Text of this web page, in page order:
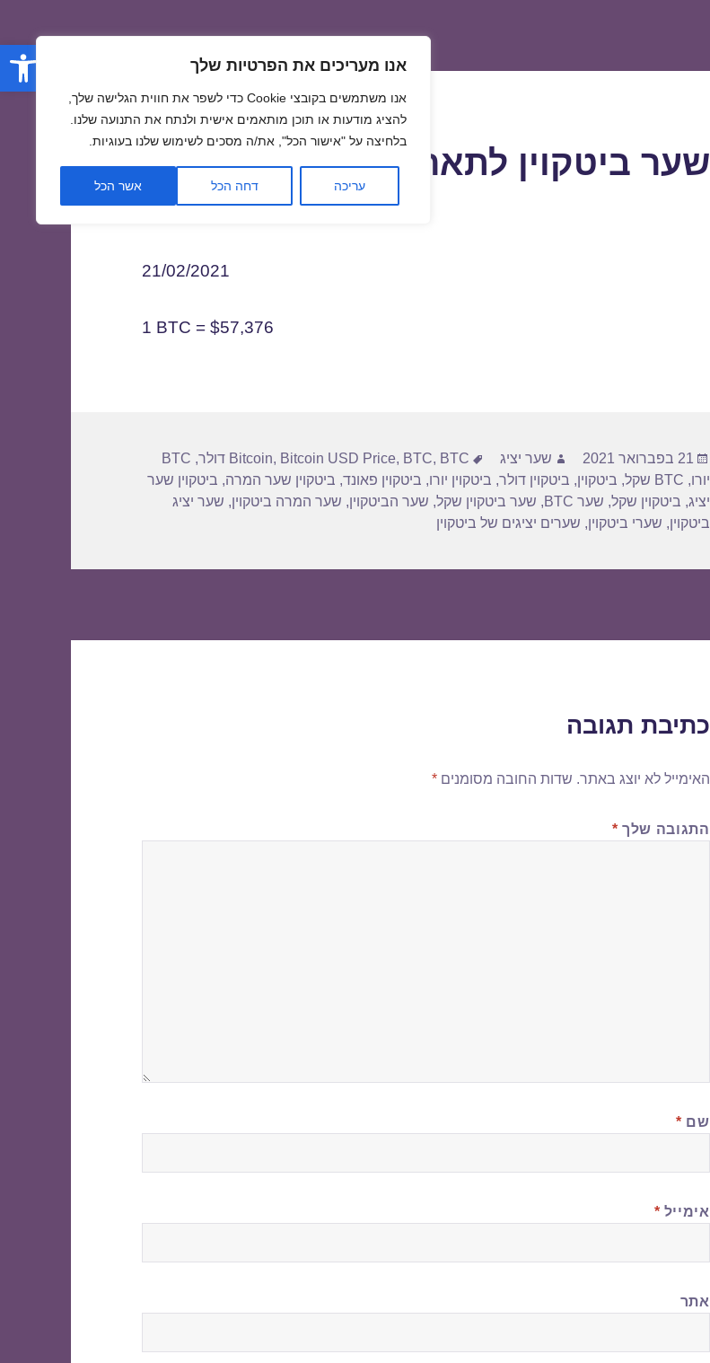
פתח אנו מעריכים את הפרטיות שלך
אנו משתמשים בקובצי Cookie כדי לשפר את חווית הגלישה שלך,
להציג מודעות או תוכן מותאמים אישית ולנתח את התנועה שלנו.
בלחיצה על "אישור הכל", את/ה מסכים לשימוש שלנו בעוגיות.
עריכה דחה הכל אשר הכל
שער ביטקוין לתאריך 21/02/2021
21/02/2021
1 BTC = $57,376
פורסם
בתאריך
21 בפברואר 2021 מחבר
שער יציג תגיות Bitcoin, Bitcoin USD Price, BTC, BTC דולר ,
BTC
יורו, BTC שקל , ביטקוין, ביטקוין דולר, ביטקוין יורו, ביטקוין פאונד, ביטקוין שער המרה, ביטקוין שער
יציג, ביטקוין שקל, שער BTC , שער ביטקוין שקל, שער הביטקוין, שער המרה ביטקוין, שער יציג
ביטקוין, שערי ביטקוין, שערים יציגים של ביטקוין
כתיבת תגובה
האימייל לא יוצג באתר. שדות החובה מסומנים*
התגובה שלך *
שם *
אימייל *
אתר